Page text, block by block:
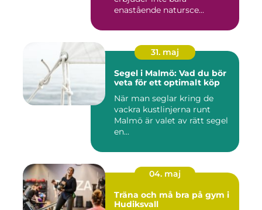
enastående natursce...
31. maj
Segel i Malmö: Vad du bör
veta för ett optimalt köp
När man seglar kring de
vackra kustlinjerna runt
Malmö är valet av rätt segel
en...
04. maj
Träna och må bra på gym i
Hudiksvall